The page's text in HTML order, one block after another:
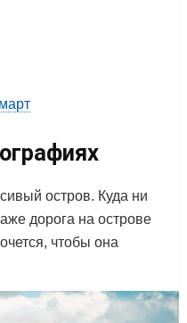
остров. Куда ни
дорога на острове
чтобы она